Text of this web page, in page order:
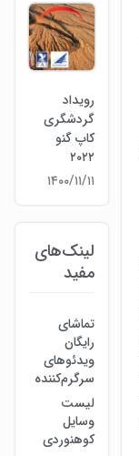
رویداد
گردشگری
کاپ گنو
۲۰۲۲
۱۴۰۰/۱۱/۱۱
لینک‌های
مفید
تماشای
رایگان
ویدئوهای
سرگرم‌کننده
لیست
وسایل
کوهنوردی